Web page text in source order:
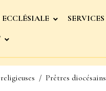
SERVICES
Prêtres diocésains